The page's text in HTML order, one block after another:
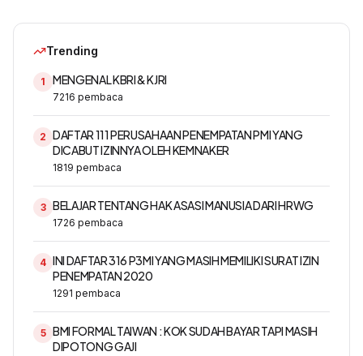
Trending
1 MENGENAL KBRI & KJRI
7216 pembaca
2 DAFTAR 111 PERUSAHAAN PENEMPATAN PMI YANG
DICABUT IZINNYA OLEH KEMNAKER
1819 pembaca
3 BELAJAR TENTANG HAK ASASI MANUSIA DARI HRWG
1726 pembaca
4 INI DAFTAR 316 P3MI YANG MASIH MEMILIKI SURAT IZIN
PENEMPATAN 2020
1291 pembaca
5 BMI FORMAL TAIWAN : KOK SUDAH BAYAR TAPI MASIH
DIPOTONG GAJI